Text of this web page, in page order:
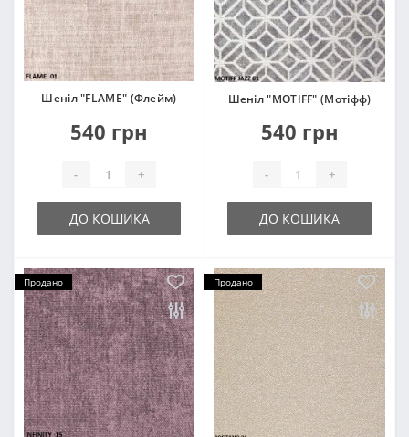
Шеніл "FLAME" (Флейм)
540 грн
- +
ДО КОШИКА
Шеніл "MOTIFF" (Мотіфф)
540 грн
- +
ДО КОШИКА
Продано Продано